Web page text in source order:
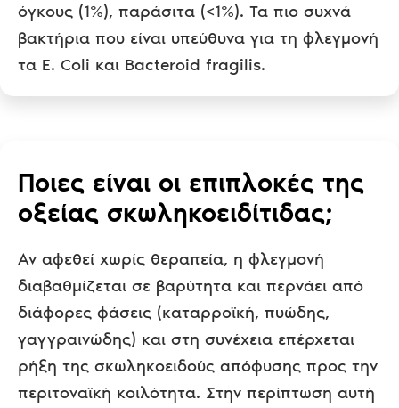
όγκους (1%), παράσιτα (<1%). Τα πιο συχνά
βακτήρια που είναι υπεύθυνα για τη φλεγμονή
τα E. Coli και Bacteroid fragilis.
Ποιες είναι οι επιπλοκές της
οξείας σκωληκοειδίτιδας;
Αν αφεθεί χωρίς θεραπεία, η φλεγμονή
διαβαθμίζεται σε βαρύτητα και περνάει από
διάφορες φάσεις (καταρροϊκή, πυώδης,
γαγγραινώδης) και στη συνέχεια επέρχεται
ρήξη της σκωληκοειδούς απόφυσης προς την
περιτοναϊκή κοιλότητα. Στην περίπτωση αυτή